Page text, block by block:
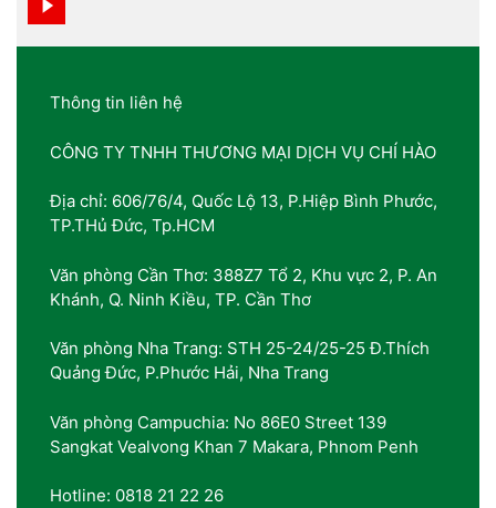
Thông tin liên hệ
CÔNG TY TNHH THƯƠNG MẠI DỊCH VỤ CHÍ HÀO
Địa chỉ: 606/76/4, Quốc Lộ 13, P.Hiệp Bình Phước,
TP.THủ Đức, Tp.HCM
Văn phòng Cần Thơ: 388Z7 Tổ 2, Khu vực 2, P. An
Khánh, Q. Ninh Kiều, TP. Cần Thơ
Văn phòng Nha Trang: STH 25-24/25-25 Đ.Thích
Quảng Đức, P.Phước Hải, Nha Trang
Văn phòng Campuchia: No 86E0 Street 139
Sangkat Vealvong Khan 7 Makara, Phnom Penh
Hotline: 0818 21 22 26